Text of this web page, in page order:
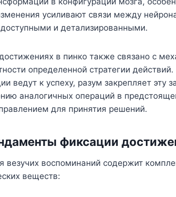
усиливают связи между
и детализированными.
в пинко также связано с
определенной стратегии действий.
ведут к успеху, разум закрепляет эту
аналогичных операций в
для принятия решений.
фиксации
везучих воспоминаний содержит
веществ: